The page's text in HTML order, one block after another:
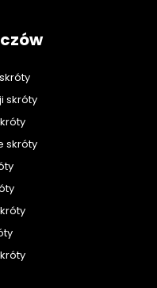
skróty
skróty